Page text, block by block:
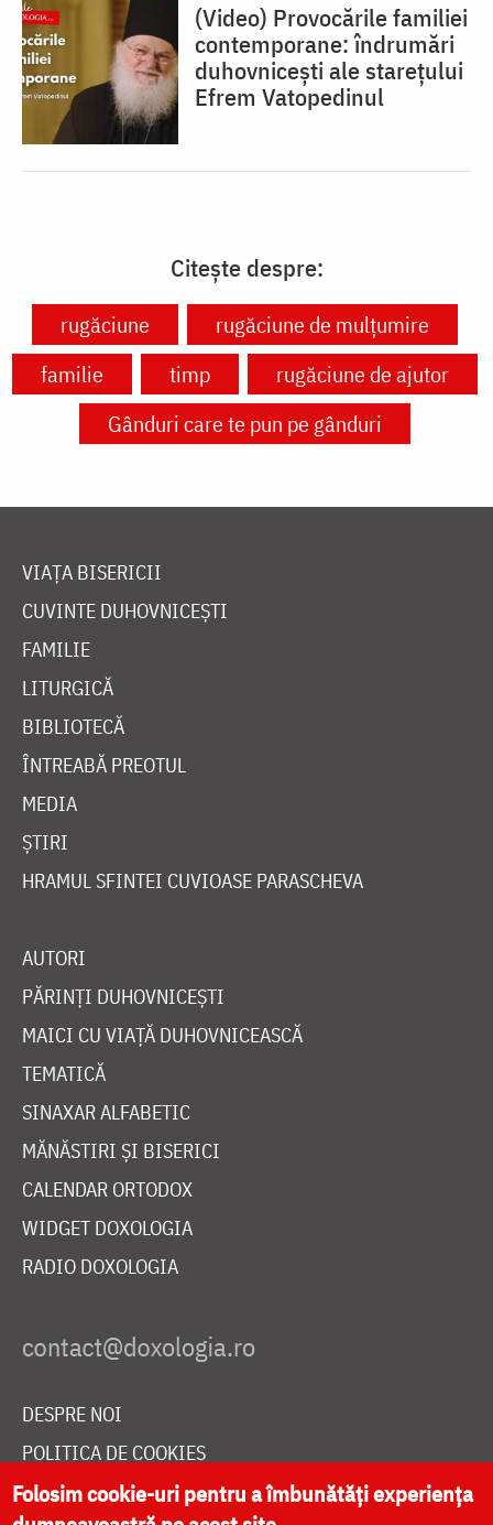
(Video) Provocările familiei
contemporane: îndrumări
duhovnicești ale starețului
Efrem Vatopedinul
Citește despre:
rugăciune
rugăciune de mulțumire
familie
timp
rugăciune de ajutor
Gânduri care te pun pe gânduri
VIAȚA BISERICII
CUVINTE DUHOVNICEȘTI
FAMILIE
LITURGICĂ
BIBLIOTECĂ
ÎNTREABĂ PREOTUL
MEDIA
ȘTIRI
HRAMUL SFINTEI CUVIOASE PARASCHEVA
AUTORI
PĂRINȚI DUHOVNICEȘTI
MAICI CU VIAȚĂ DUHOVNICEASCĂ
TEMATICĂ
SINAXAR ALFABETIC
MĂNĂSTIRI ȘI BISERICI
CALENDAR ORTODOX
WIDGET DOXOLOGIA
RADIO DOXOLOGIA
DESPRE NOI
POLITICA DE COOKIES
DONEAZĂ ONLINE PENTRU CATEDRALA NAȚIONALĂ
Folosim cookie-uri pentru a îmbunătăți experiența